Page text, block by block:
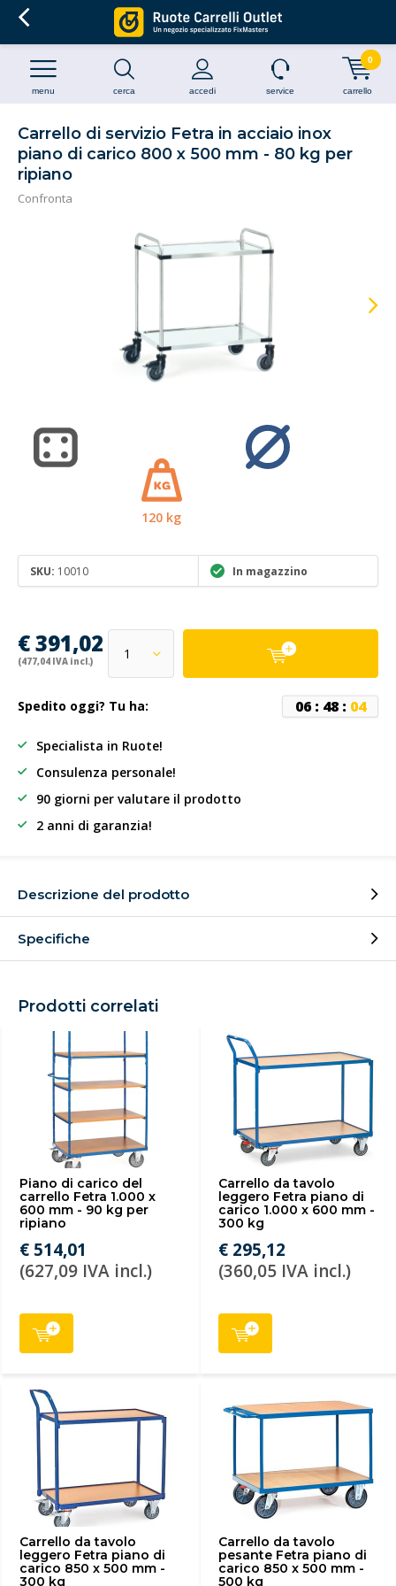
cerca accedi
menu service carrello
0
Carrello di servizio Fetra in acciaio inox
piano di carico 800 x 500 mm - 80 kg per
ripiano
Confronta
120 kg
SKU: 10010 In magazzino
€ 391,02
(477,04 IVA incl.)
Spedito oggi? Tu ha: 06: 48: 04
Specialista in Ruote!
Consulenza personale!
90 giorni per valutare il prodotto
2 anni di garanzia!
Descrizione del prodotto
Specifiche
Prodotti correlati
Piano di carico del
carrello Fetra 1.000 x
600 mm - 90 kg per
ripiano
€ 514,01
(627,09 IVA incl.)
Carrello da tavolo
leggero Fetra piano di
carico 1.000 x 600 mm -
300 kg
€ 295,12
(360,05 IVA incl.)
Carrello da tavolo
leggero Fetra piano di
carico 850 x 500 mm -
300 kg
Carrello da tavolo
pesante Fetra piano di
carico 850 x 500 mm -
500 kg